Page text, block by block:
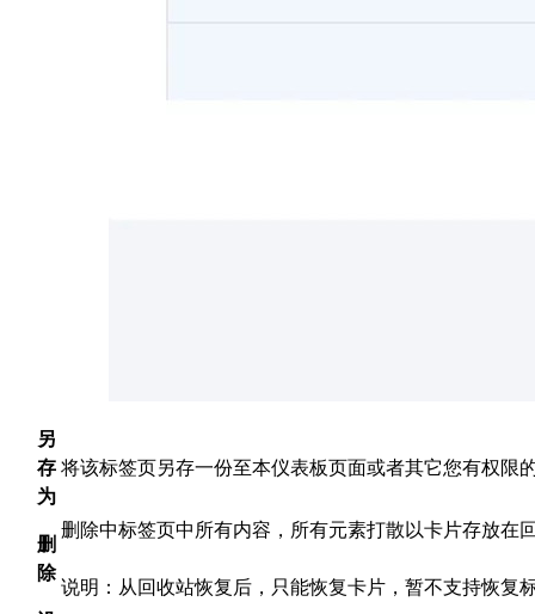
另
存
为
将该标签页另存一份至本仪表板页面或者其它您有权限
删
除
删除中标签页中所有内容，所有元素打散以卡片存放在
说明：从回收站恢复后，只能恢复卡片，暂不支持恢复